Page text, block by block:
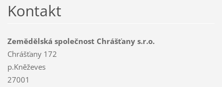
Kontakt
Zemědělská společnost Chrášťany s.r.o.
Chrášťany 172
p.Kněževes
27001